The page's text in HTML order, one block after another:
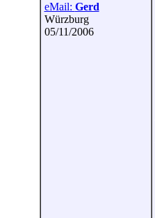
eMail: Gerd
Würzburg
05/11/2006